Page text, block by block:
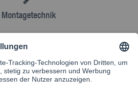
Montagetechnik
AGB